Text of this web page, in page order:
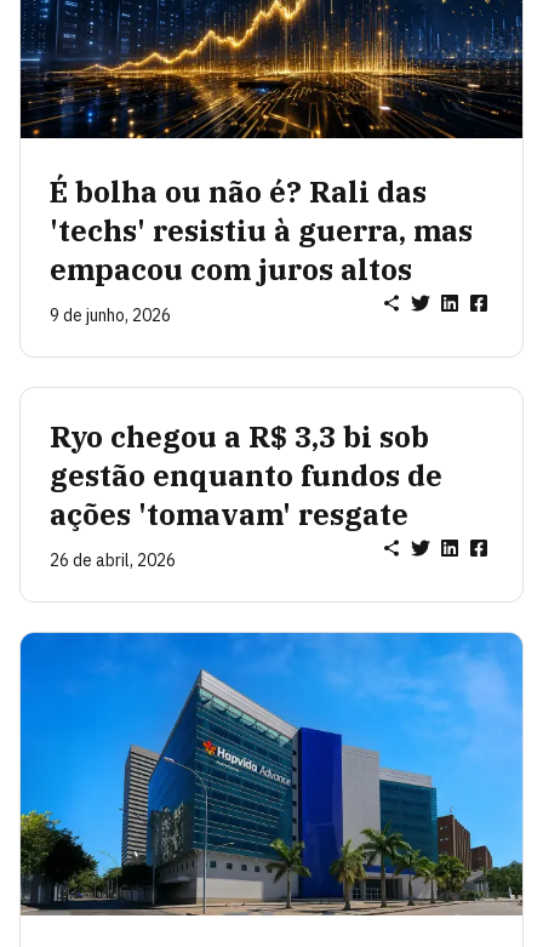
É bolha ou não é? Rali das
'techs' resistiu à guerra, mas
empacou com juros altos
9 de junho, 2026
Ryo chegou a R$ 3,3 bi sob
gestão enquanto fundos de
ações 'tomavam' resgate
26 de abril, 2026